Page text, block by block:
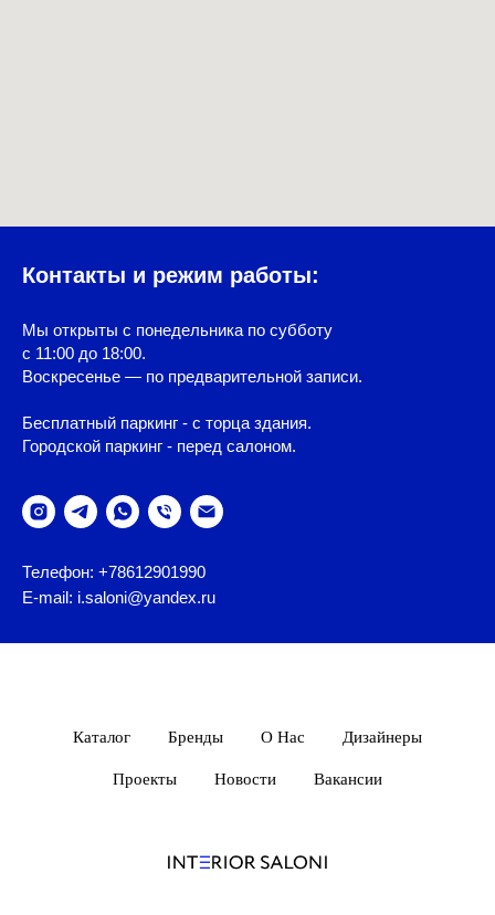
Контакты и режим работы:
Мы открыты с понедельника по субботу
с 11:00 до 18:00.
Воскресенье — по предварительной записи.
Бесплатный паркинг - с торца здания.
Городской паркинг - перед салоном.
Телефон: +78612901990
E-mail: i.saloni@yandex.ru
Каталог Бренды О Нас Дизайнеры
Проекты Новости Вакансии